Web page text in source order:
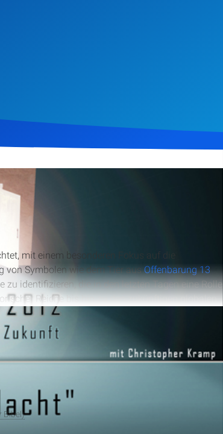
mit einem besonderen Fokus auf die
von Symbolen wie dem Tier ausOffenbarung 13
identifizieren, die in den letzten Tagen eine Rolle
Reiche bis hin zu den zukünftigen globalen
Gott und seinen Gegnern hinauslaufen.
Bibel)